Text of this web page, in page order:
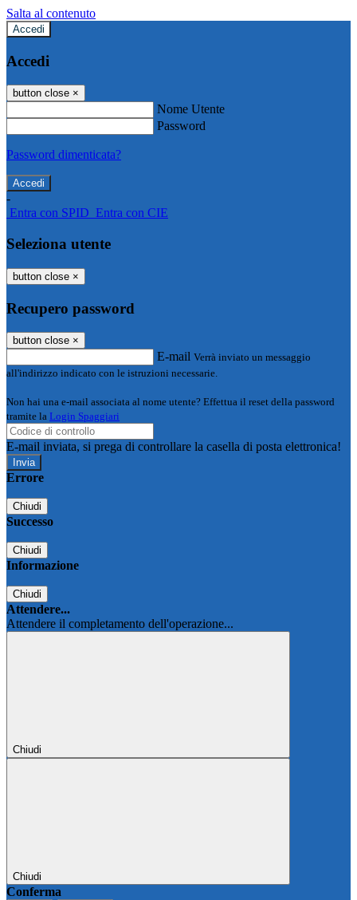
Salta al contenuto
Accedi
Accedi
button close ×
Nome Utente
Password
Password dimenticata?
-
Entra con SPID Entra con CIE
Seleziona utente
button close ×
Recupero password
button close ×
E-mail Verrà inviato un messaggio
all'indirizzo indicato con le istruzioni necessarie.
Non hai una e-mail associata al nome utente? Effettua il reset della password
tramite la Login Spaggiari
E-mail inviata, si prega di controllare la casella di posta elettronica!
Errore
Chiudi
Successo
Chiudi
Informazione
Chiudi
Attendere...
Attendere il completamento dell'operazione...
Chiudi
Chiudi
Conferma